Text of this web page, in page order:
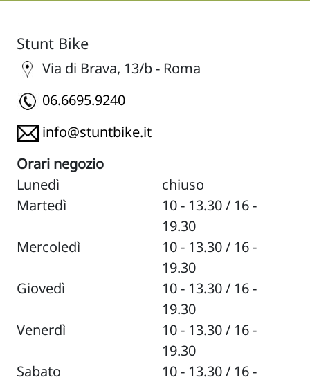
Stunt Bike
Via di Brava, 13/b - Roma
06.6695.9240
info@stuntbike.it
Orari negozio
Lunedì
chiuso
Martedì
10 - 13.30 / 16 -
19.30
Mercoledì
10 - 13.30 / 16 -
19.30
Giovedì
10 - 13.30 / 16 -
19.30
Venerdì
10 - 13.30 / 16 -
19.30
Sabato
10 - 13.30 / 16 -